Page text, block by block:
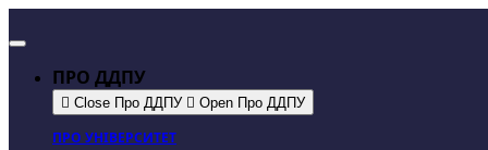
ПРО ДДПУ
Close Про ДДПУ Open Про ДДПУ
ПРО УНІВЕРСИТЕТ